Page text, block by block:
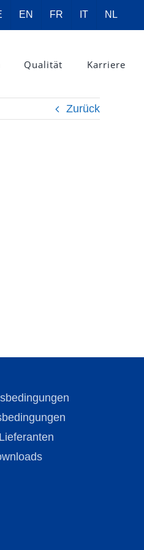
EN FR IT NL
Qualität Karriere
Zurück